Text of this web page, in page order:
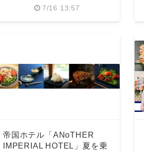
7/16 13:57
帝国ホテル「ANoTHER
IMPERIAL HOTEL」夏を乗